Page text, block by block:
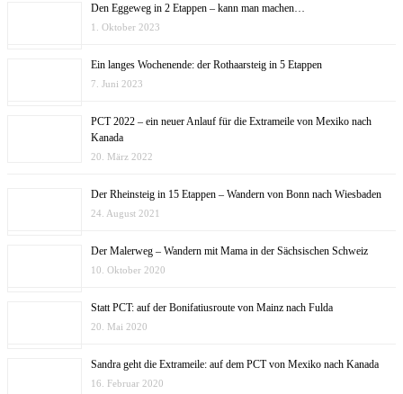
Den Eggeweg in 2 Etappen – kann man machen…
1. Oktober 2023
Ein langes Wochenende: der Rothaarsteig in 5 Etappen
7. Juni 2023
PCT 2022 – ein neuer Anlauf für die Extrameile von Mexiko nach
Kanada
20. März 2022
Der Rheinsteig in 15 Etappen – Wandern von Bonn nach Wiesbaden
24. August 2021
Der Malerweg – Wandern mit Mama in der Sächsischen Schweiz
10. Oktober 2020
Statt PCT: auf der Bonifatiusroute von Mainz nach Fulda
20. Mai 2020
Sandra geht die Extrameile: auf dem PCT von Mexiko nach Kanada
16. Februar 2020